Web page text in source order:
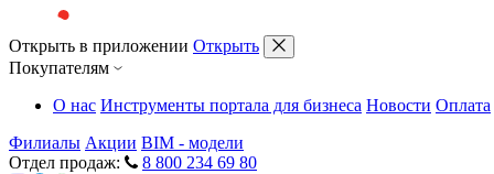
Открыть в приложении Открыть
Покупателям
О нас Инструменты портала для бизнеса Новости Оплата
Филиалы Акции BIM - модели
Отдел продаж:
8 800 234 69 80